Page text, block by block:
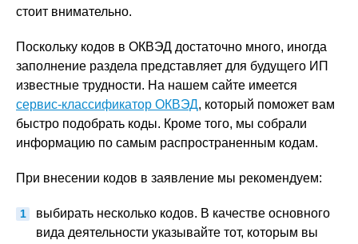
стоит внимательно.
Поскольку кодов в ОКВЭД достаточно много, иногда
заполнение раздела представляет для будущего ИП
известные трудности. На нашем сайте имеется
сервис-классификатор ОКВЭД, который поможет вам
быстро подобрать коды. Кроме того, мы собрали
информацию по самым распространенным кодам.
При внесении кодов в заявление мы рекомендуем:
выбирать несколько кодов. В качестве основного
вида деятельности указывайте тот, которым вы